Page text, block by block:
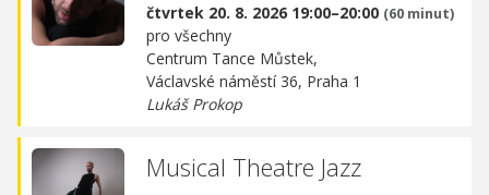
čtvrtek 20. 8. 2026 19:00–20:00 (60 minut)
pro všechny
Centrum Tance Můstek,
Václavské náměstí 36, Praha 1
Lukáš Prokop
Musical Theatre Jazz